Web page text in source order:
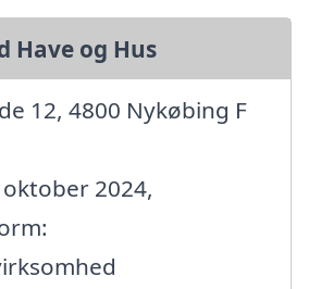
Have og Hus
12, 4800 Nykøbing F
2024,